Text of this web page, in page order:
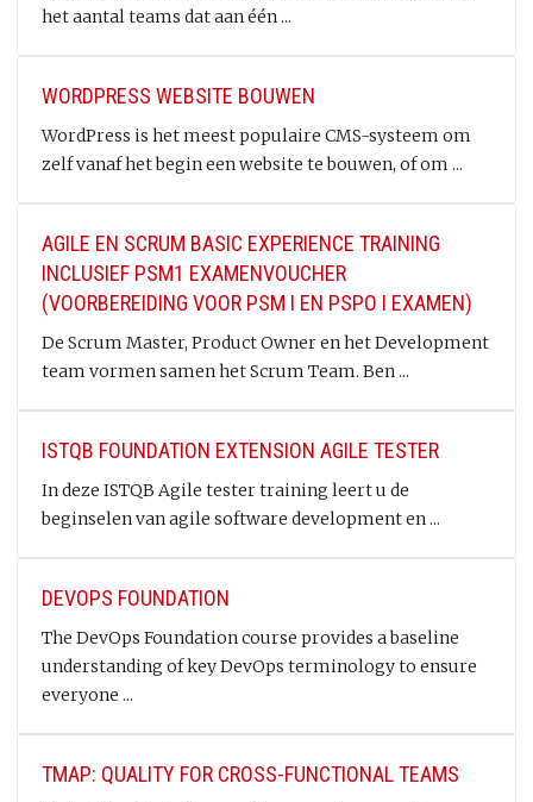
het aantal teams dat aan één ...
WORDPRESS WEBSITE BOUWEN
WordPress is het meest populaire CMS-systeem om
zelf vanaf het begin een website te bouwen, of om ...
AGILE EN SCRUM BASIC EXPERIENCE TRAINING
INCLUSIEF PSM1 EXAMENVOUCHER
(VOORBEREIDING VOOR PSM I EN PSPO I EXAMEN)
De Scrum Master, Product Owner en het Development
team vormen samen het Scrum Team. Ben ...
ISTQB FOUNDATION EXTENSION AGILE TESTER
In deze ISTQB Agile tester training leert u de
beginselen van agile software development en ...
DEVOPS FOUNDATION
The DevOps Foundation course provides a baseline
understanding of key DevOps terminology to ensure
everyone ...
TMAP: QUALITY FOR CROSS-FUNCTIONAL TEAMS